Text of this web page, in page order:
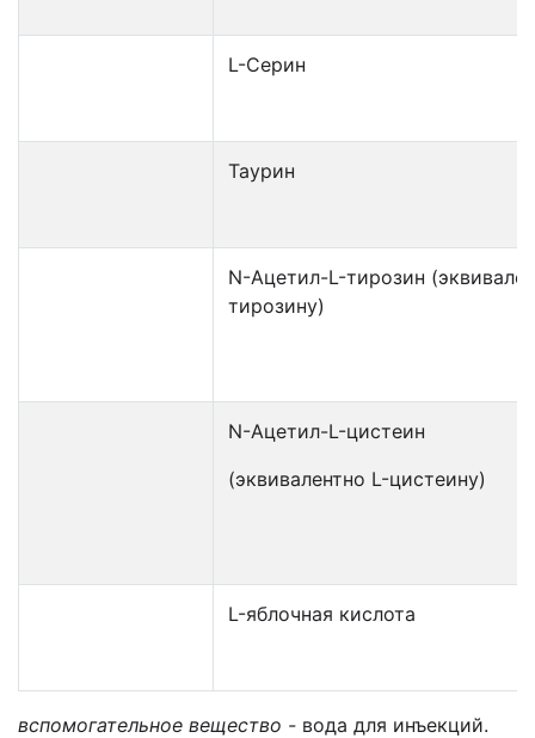
L-Серин
Таурин
N-Ацетил-L-тирозин
тирозину)
N-Ацетил-L-цистеин
(эквивалентно L-цистеину)
L-яблочная кислота
вспомогательное вещество - вода для инъекций.